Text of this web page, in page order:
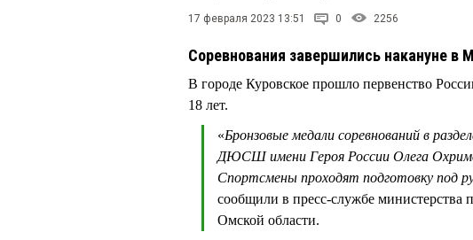
17 февраля 2023 13:51 0 2256
Соревнования завершились накануне в
В городе Куровское прошло первенство
18 лет.
«Бронзовые медали соревнований в
ДЮСШ имени Героя России Олега
Спортсмены проходят подготовку
сообщили в пресс-службе министерства
Омской области.